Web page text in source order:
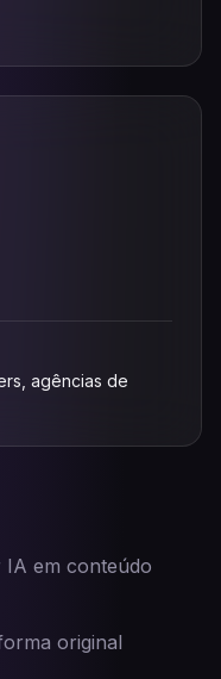
em conteúdo
original
agências de